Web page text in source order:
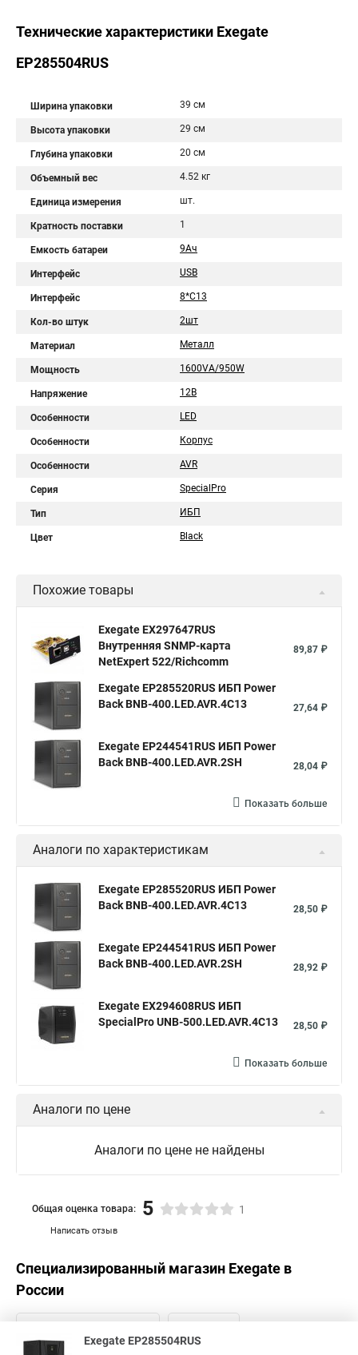
Технические характеристики Exegate
EP285504RUS
Ширина упаковки 39 см
Высота упаковки 29 см
Глубина упаковки 20 см
Объемный вес 4.52 кг
Единица измерения шт.
Кратность поставки 1
Емкость батареи 9Aч
Интерфейс USB
Интерфейс 8*C13
Кол-во штук 2шт
Материал Металл
Мощность 1600VA/950W
Напряжение 12В
Особенности LED
Особенности Корпус
Особенности AVR
Серия SpecialPro
Тип ИБП
Цвет Black
Похожие товары
Exegate EX297647RUS
Внутренняя SNMP-карта
NetExpert 522/Richcomm
89,87 ₽
Exegate EP285520RUS ИБП Power
Back BNB-400.LED.AVR.4C13
27,64 ₽
Exegate EP244541RUS ИБП Power
Back BNB-400.LED.AVR.2SH
28,04 ₽
Показать больше
Аналоги по характеристикам
Exegate EP285520RUS ИБП Power
Back BNB-400.LED.AVR.4C13
28,50 ₽
Exegate EP244541RUS ИБП Power
Back BNB-400.LED.AVR.2SH
28,92 ₽
Exegate EX294608RUS ИБП
SpecialPro UNB-500.LED.AVR.4C13
28,50 ₽
Показать больше
Аналоги по цене
Аналоги по цене не найдены
Написать отзыв
Общая оценка товара: 5 1
Специализированный магазин Exegate в
России
Exegate EP285504RUS